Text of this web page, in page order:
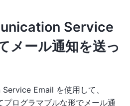
Service
メール通知を送っ
Email を使用して、
ログラマブルな形でメール通